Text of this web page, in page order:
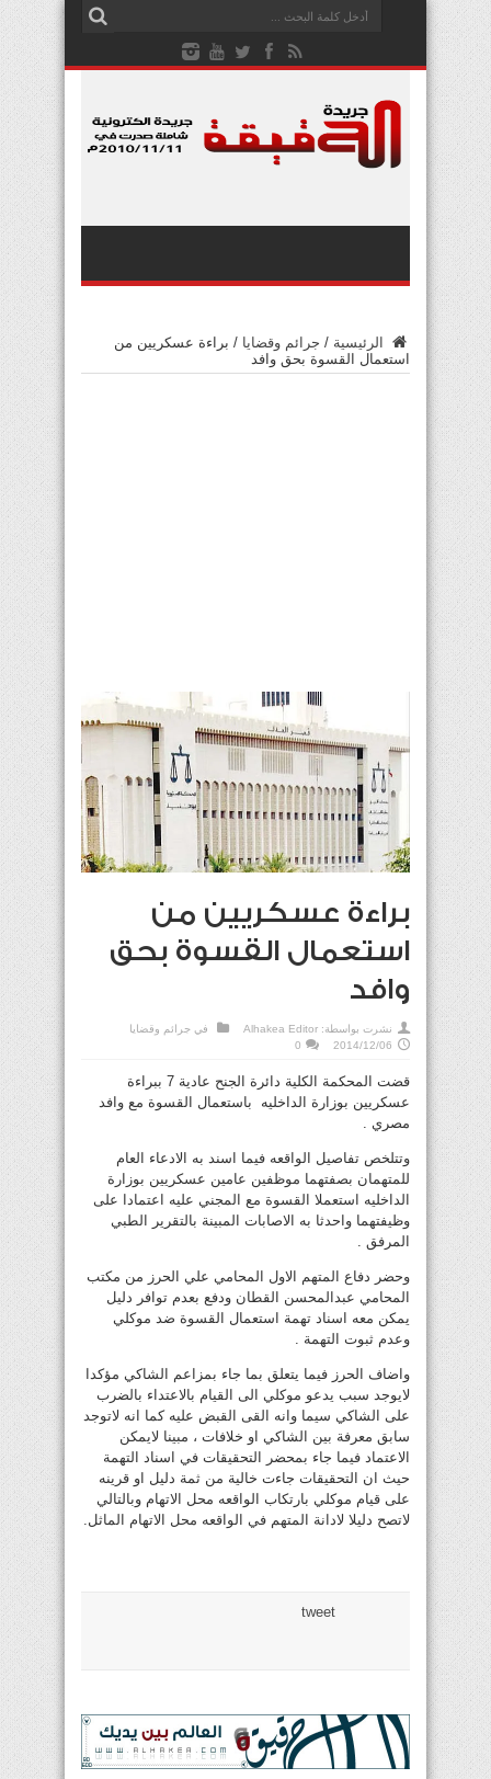
الرئيسية / جرائم وقضايا / براءة عسكريين من
استعمال القسوة بحق وافد
براءة عسكريين من
استعمال القسوة بحق
وافد
نشرت بواسطة: Alhakea Editor في جرائم وقضايا
2014/12/06
0
قضت المحكمة الكلية دائرة الجنح عادية 7 ببراءة
عسكريين بوزارة الداخليه باستعمال القسوة مع وافد
مصري .
وتتلخص تفاصيل الواقعه فيما اسند به الادعاء العام
للمتهمان بصفتهما موظفين عامين عسكريين بوزارة
الداخليه استعملا القسوة مع المجني عليه اعتمادا على
وظيفتهما واحدثا به الاصابات المبينة بالتقرير الطبي
المرفق .
وحضر دفاع المتهم الاول المحامي علي الحرز من مكتب
المحامي عبدالمحسن القطان ودفع بعدم توافر دليل
يمكن معه اسناد تهمة استعمال القسوة ضد موكلي
وعدم ثبوت التهمة .
واضاف الحرز فيما يتعلق بما جاء بمزاعم الشاكي مؤكدا
لايوجد سبب يدعو موكلي الى القيام بالاعتداء بالضرب
على الشاكي سيما وانه القى القبض عليه كما انه لاتوجد
سابق معرفة بين الشاكي او خلافات ، مبينا لايمكن
الاعتماد فيما جاء بمحضر التحقيقات في اسناد التهمة
حيث ان التحقيقات جاءت خالية من ثمة دليل او قرينه
على قيام موكلي بارتكاب الواقعه محل الاتهام وبالتالي
لاتصح دليلا لادانة المتهم في الواقعه محل الاتهام الماثل.
tweet